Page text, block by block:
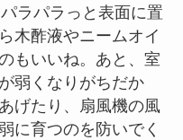
ラパラっと表面に置
木酢液やニームオイ
もいいね。あと、室
が弱くなりがちだか
げたり、扇風機の風
に育つのを防いでく